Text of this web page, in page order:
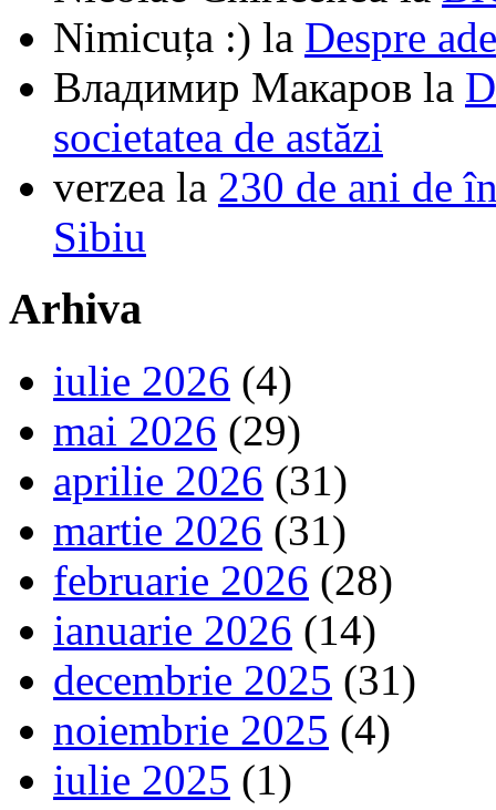
Nimicuța :) la Despre
Владимир Макаров la
societatea de astăzi
verzea la 230 de ani de
Sibiu
Arhiva
iulie 2026 (4)
mai 2026 (29)
aprilie 2026 (31)
martie 2026 (31)
februarie 2026 (28)
ianuarie 2026 (14)
decembrie 2025 (31)
noiembrie 2025 (4)
iulie 2025 (1)